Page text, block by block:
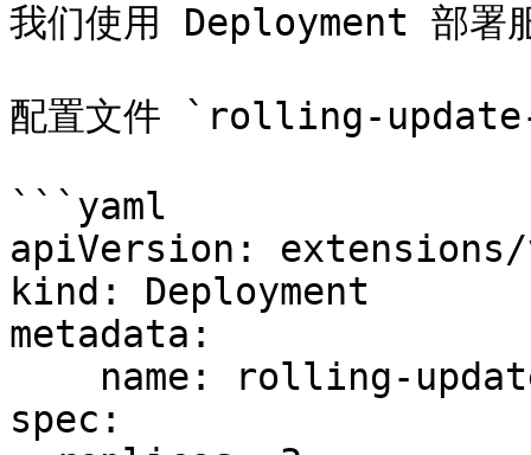
我们使用 Deployment 部署
配置文件 `rolling-
```yaml
apiVersion: extensions/
kind: Deployment
metadata:
spec: